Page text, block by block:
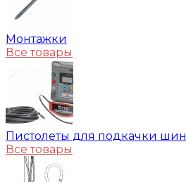
Монтажки
Все товары
Пистолеты для подкачки шин
Все товары